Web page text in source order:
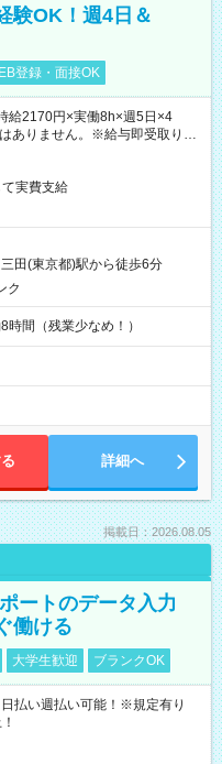
験OK！週4日＆
登録・面接OK
2170円×実働8h×週5日×4
ありません。※給与即受取りサ
実費支給
三田(東京都)駅から徒歩6分
ク
間（残業少なめ！）
詳細へ
掲載日：2026.08.05
ートのデータ入力
働ける
大学生歓迎 ブランクOK
払い週払い可能！※規定有り